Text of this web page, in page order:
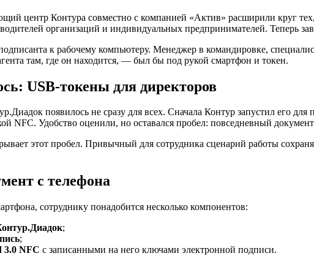
центр Контура совместно с компанией «Актив» расширили круг
организаций и индивидуальных предпринимателей. Теперь
к рабочему компьютеру. Менеджер в командировке,
там, где он находится, — был бы под рукой смартфон и токен.
USB-токены для директоров
появилось не сразу для всех. Сначала Контур запустил его
NFC. Удобство оценили, но оставался пробел: повседневный
этот пробел. Привычный для сотрудника сценарий работы
с телефона
сотруднику понадобится несколько компонентов:
;
;
NFC с записанными на него ключами электронной подписи.